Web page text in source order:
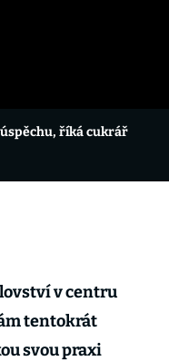
říká cukrář
v centru
tentokrát
svou praxi